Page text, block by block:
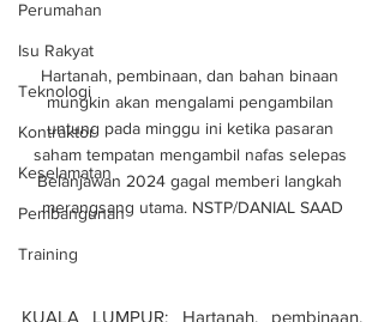
Perumahan
Isu Rakyat
Teknologi
Kontraktor
Keselamatan
Pembangunan
Training
Hartanah, pembinaan, dan bahan binaan
mungkin akan mengalami pengambilan
untung pada minggu ini ketika pasaran
saham tempatan mengambil nafas selepas
Belanjawan 2024 gagal memberi langkah
merangsang utama. NSTP/DANIAL SAAD
KUALA LUMPUR: Hartanah, pembinaan,